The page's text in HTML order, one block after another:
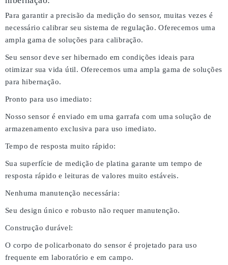
Para garantir a precisão da medição do sensor, muitas vezes é
necessário calibrar seu sistema de regulação. Oferecemos uma
ampla gama de soluções para calibração.
Seu sensor deve ser hibernado em condições ideais para
otimizar sua vida útil. Oferecemos uma ampla gama de soluções
para hibernação.
Pronto para uso imediato:
Nosso sensor é enviado em uma garrafa com uma solução de
armazenamento exclusiva para uso imediato.
Tempo de resposta muito rápido:
Sua superfície de medição de platina garante um tempo de
resposta rápido e leituras de valores muito estáveis.
Nenhuma manutenção necessária:
Seu design único e robusto não requer manutenção.
Construção durável:
O corpo de policarbonato do sensor é projetado para uso
frequente em laboratório e em campo.